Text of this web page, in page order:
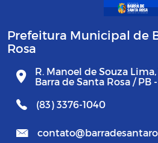
Prefeitura Municipal de
Rosa
R. Manoel de Souza Lima,
Barra de Santa Rosa / PB
(83) 3376-1040